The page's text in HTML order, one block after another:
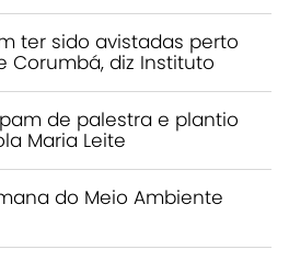
ter sido avistadas perto
Corumbá, diz Instituto
de palestra e plantio
Maria Leite
do Meio Ambiente